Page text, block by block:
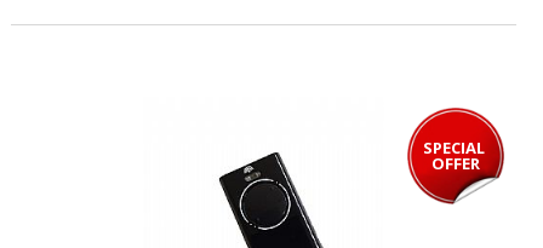
SPECIAL
OFFER